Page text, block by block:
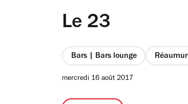
Le 23
Bars | Bars lounge Réaumur
mercredi 16 août 2017